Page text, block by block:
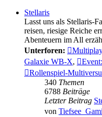
Stellaris
Lasst uns als Stellaris-
reisen, riesige Reiche
Abenteuern im All
Unterforen:
Galaxie WB-X,
Rollenspiel-
340 Themen
6788 Beiträge
Letzter Beitrag
von